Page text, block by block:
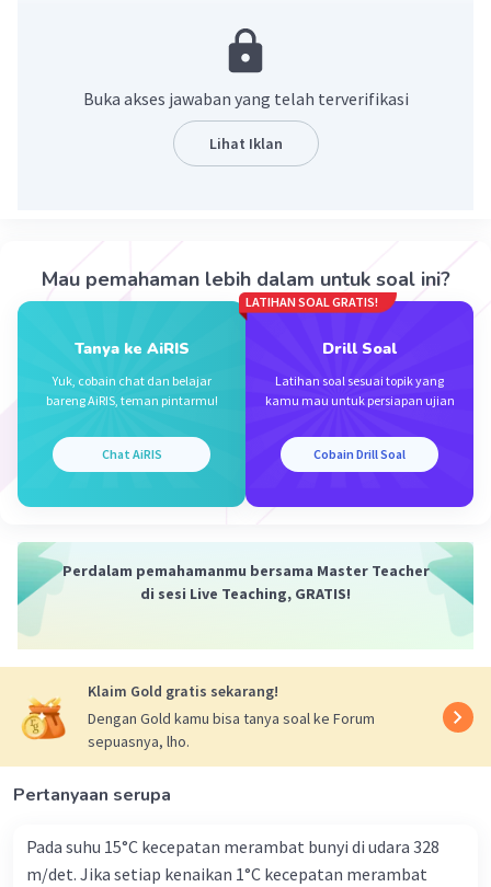
I1 = 2 A
hukum Kirchoof I yaitu :
ΣI masuk = ΣI keluar
dimana : ΣI = jumlah arus (A)
Maka arus pada I2 adalah
ΣI masuk = ΣI keluar
I = I1 + I2 + I3
I2 = 5 A
Beri Rating·0.0( 0) Balas
Iklan
Buka akses jawaban yang telah terverifikasi
Lihat Iklan
Mau pemahaman lebih dalam untuk soal ini?
Tanya ke AiRIS
Yuk, cobain chat dan belajar
bareng AiRIS, teman pintarmu!
Chat AiRIS
LATIHAN SOAL GRATIS!
Drill Soal
Latihan soal sesuai topik yang
kamu mau untuk persiapan ujian
Cobain Drill Soal
Perdalam pemahamanmu bersama Master Teacher
di sesi Live Teaching, GRATIS!
Klaim Gold gratis sekarang!
Dengan Gold kamu bisa tanya soal ke Forum
sepuasnya, lho.
Pertanyaan serupa
Pada suhu 15°C kecepatan merambat bunyi di udara 328
m/det. Jika setiap kenaikan 1°C kecepatan merambat